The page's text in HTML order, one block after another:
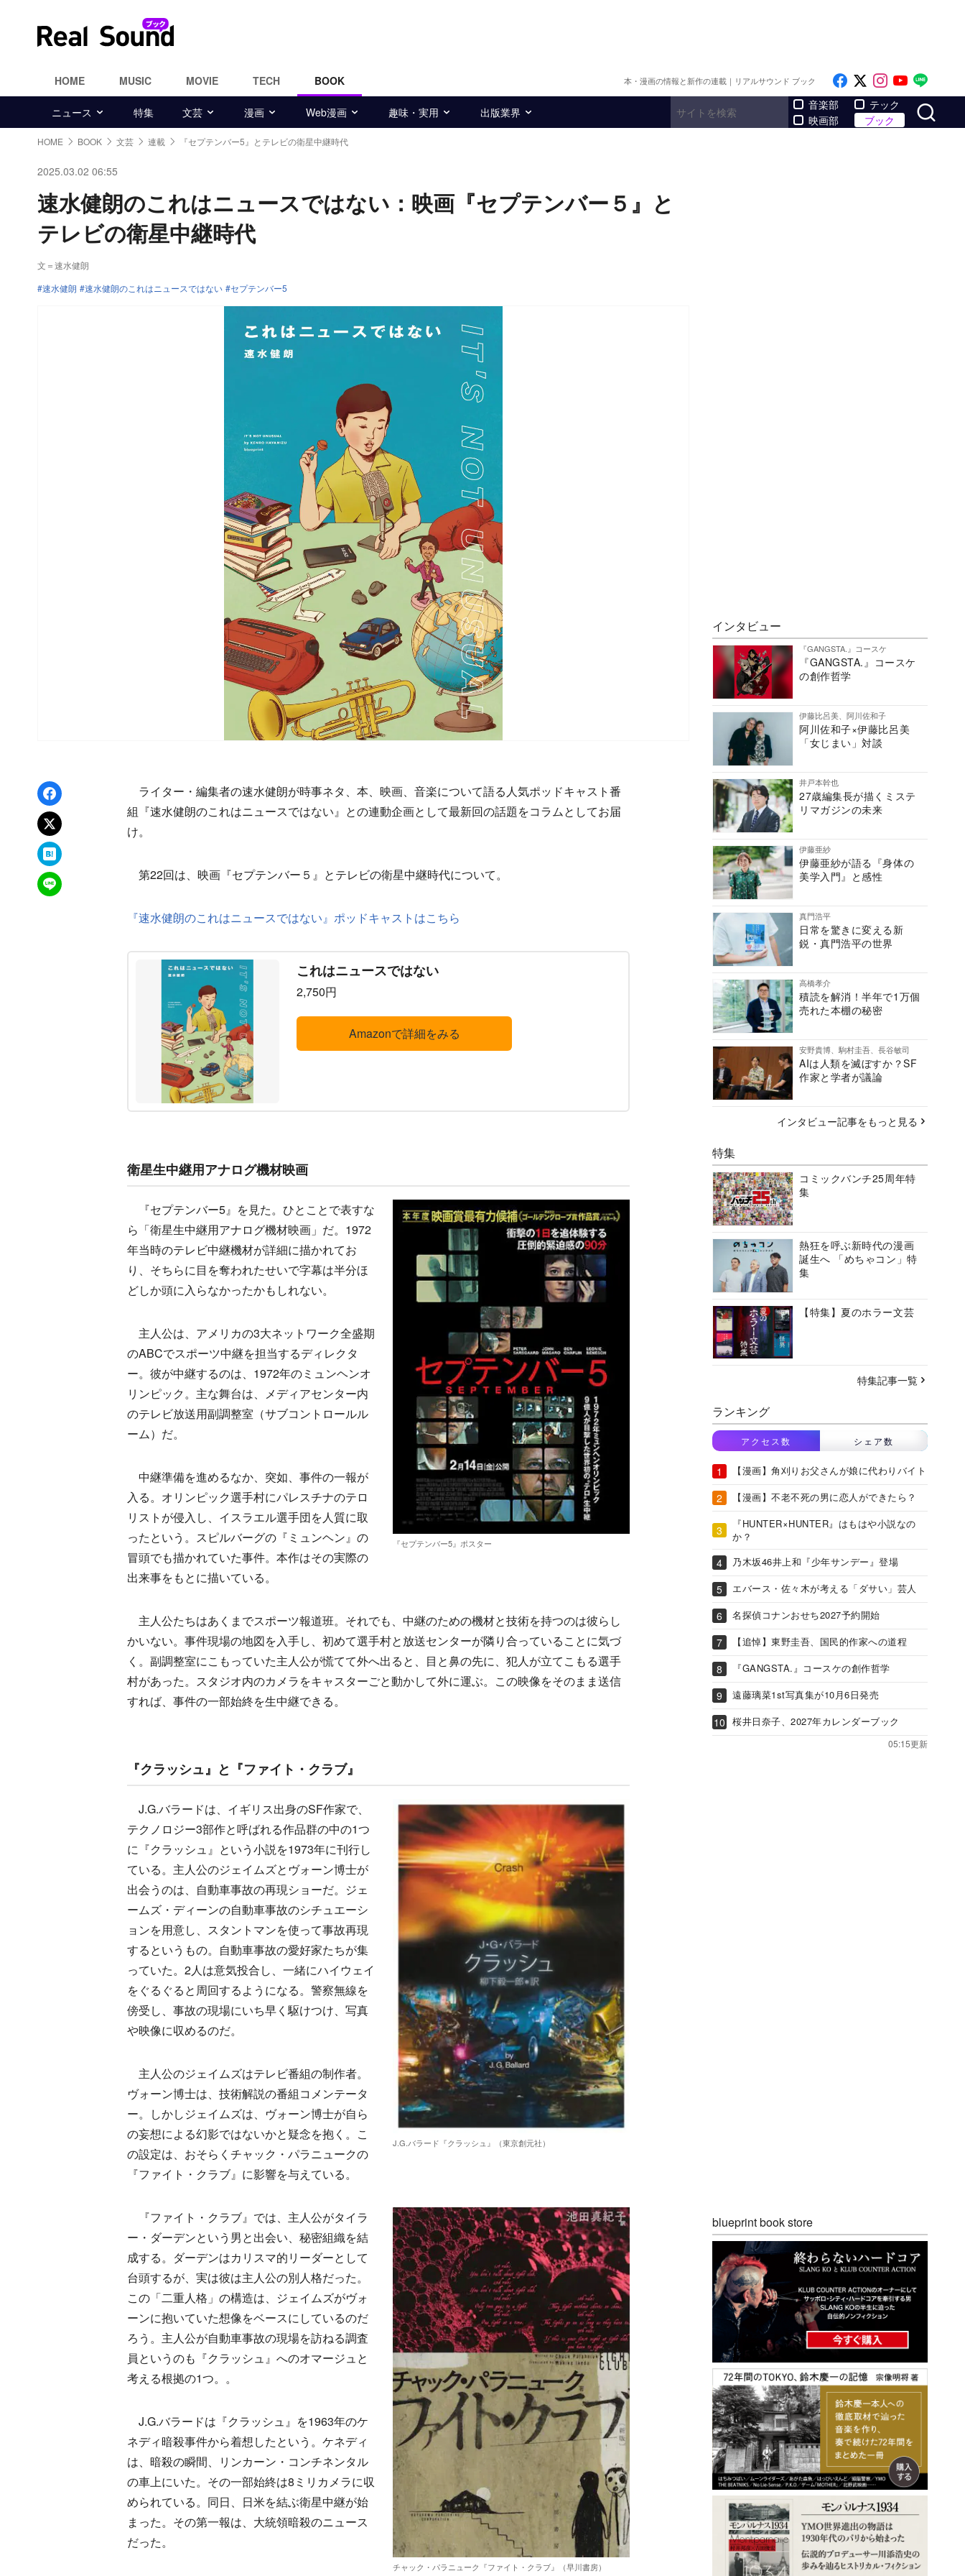
HOME MUSIC MOVIE TECH BOOK 本・漫画の情報と新作の連載｜リアルサウンド ブック Like on Facebook
Follow on x
Follow on
Follow
ニュース 特集 文芸 漫画 Web漫画 趣味・実用 出版業界
音楽部
映画部
テック
ブック
HOME BOOK 文芸 連載 『セプテンバー5』とテレビの衛星中継時代
2025.03.02 06:55
速水健朗のこれはニュースではない：映画『セプテンバー５』と
テレビの衛星中継時代
文＝速水健朗
速水健朗
速水健朗のこれはニュースではない セプテンバー5
Facebookでシェア
xでポスト
はてなブックマーク
LINEで送る
ライター・編集者の速水健朗が時事ネタ、本、映画、音楽について語る人気ポッドキャスト番
組『速水健朗のこれはニュースではない』との連動企画として最新回の話題をコラムとしてお届
け。
第22回は、映画『セプテンバー５』とテレビの衛星中継時代について。
『速水健朗のこれはニュースではない』ポッドキャストはこちら
これはニュースではない
2,750円
Amazonで詳細をみる
衛星生中継用アナログ機材映画
『セプテンバー5』ポスター
『セプテンバー5』を見た。ひとことで表すな
ら「衛星生中継用アナログ機材映画」だ。1972
年当時のテレビ中継機材が詳細に描かれてお
り、そちらに目を奪われたせいで字幕は半分ほ
どしか頭に入らなかったかもしれない。
主人公は、アメリカの3大ネットワーク全盛期
のABCでスポーツ中継を担当するディレクタ
ー。彼が中継するのは、1972年のミュンヘンオ
リンピック。主な舞台は、メディアセンター内
のテレビ放送用副調整室（サブコントロールル
ーム）だ。
中継準備を進めるなか、突如、事件の一報が
入る。オリンピック選手村にパレスチナのテロ
リストが侵入し、イスラエル選手団を人質に取
ったという。スピルバーグの『ミュンヘン』の
冒頭でも描かれていた事件。本作はその実際の
出来事をもとに描いている。
主人公たちはあくまでスポーツ報道班。それでも、中継のための機材と技術を持つのは彼らし
かいない。事件現場の地図を入手し、初めて選手村と放送センターが隣り合っていることに気づ
く。副調整室にこもっていた主人公が慌てて外へ出ると、目と鼻の先に、犯人が立てこもる選手
村があった。スタジオ内のカメラをキャスターごと動かして外に運ぶ。この映像をそのまま送信
すれば、事件の一部始終を生中継できる。
『クラッシュ』と『ファイト・クラブ』
J.G.バラード『クラッシュ』（東京創元社）
J.G.バラードは、イギリス出身のSF作家で、
テクノロジー3部作と呼ばれる作品群の中の1つ
に『クラッシュ』という小説を1973年に刊行し
ている。主人公のジェイムズとヴォーン博士が
出会うのは、自動車事故の再現ショーだ。ジェ
ームズ・ディーンの自動車事故のシチュエーシ
ョンを用意し、スタントマンを使って事故再現
するというもの。自動車事故の愛好家たちが集
っていた。2人は意気投合し、一緒にハイウェイ
をぐるぐると周回するようになる。警察無線を
傍受し、事故の現場にいち早く駆けつけ、写真
や映像に収めるのだ。
主人公のジェイムズはテレビ番組の制作者。
ヴォーン博士は、技術解説の番組コメンテータ
ー。しかしジェイムズは、ヴォーン博士が自ら
の妄想による幻影ではないかと疑念を抱く。こ
の設定は、おそらくチャック・パラニュークの
『ファイト・クラブ』に影響を与えている。
チャック・パラニューク『ファイト・クラブ』（早川書房）
『ファイト・クラブ』では、主人公がタイラ
ー・ダーデンという男と出会い、秘密組織を結
成する。ダーデンはカリスマ的リーダーとして
台頭するが、実は彼は主人公の別人格だった。
この「二重人格」の構造は、ジェイムズがヴォ
ーンに抱いていた想像をベースにしているのだ
ろう。主人公が自動車事故の現場を訪ねる調査
員というのも『クラッシュ』へのオマージュと
考える根拠の1つ。。
J.G.バラードは『クラッシュ』を1963年のケ
ネディ暗殺事件から着想したという。ケネディ
は、暗殺の瞬間、リンカーン・コンチネンタル
の車上にいた。その一部始終は8ミリカメラに収
められている。同日、日米を結ぶ衛星中継が始
まった。その第一報は、大統領暗殺のニュース
だった。
インタビュー
『GANGSTA.』コースケ
『GANGSTA.』コースケ
の創作哲学
伊藤比呂美、阿川佐和子
阿川佐和子×伊藤比呂美
「女じまい」対談
井戸本幹也
27歳編集長が描くミステ
リマガジンの未来
伊藤亜紗
伊藤亜紗が語る『身体の
美学入門』と感性
真門浩平
日常を驚きに変える新
鋭・真門浩平の世界
高橋孝介
積読を解消！半年で1万個
売れた本棚の秘密
安野貴博、駒村圭吾、長谷敏司
AIは人類を滅ぼすか？SF
作家と学者が議論
インタビュー記事をもっと見る
特集
コミックバンチ25周年特
集
熱狂を呼ぶ新時代の漫画
誕生へ 「めちゃコン」特
集
【特集】夏のホラー文芸
特集記事一覧
ランキング
アクセス数 シェア数
【漫画】角刈りお父さんが娘に代わりバイト
【漫画】不老不死の男に恋人ができたら？
『HUNTER×HUNTER』はもはや小説なの
か？
乃木坂46井上和『少年サンデー』登場
エバース・佐々木が考える「ダサい」芸人
名探偵コナンおせち2027予約開始
【追悼】東野圭吾、国民的作家への道程
『GANGSTA.』コースケの創作哲学
遠藤璃菜1st写真集が10月6日発売
桜井日奈子、2027年カレンダーブック
05:15更新
blueprint book store